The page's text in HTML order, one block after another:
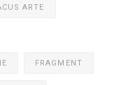
ARTE
FRAGMENT